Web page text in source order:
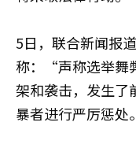
5日，联合新闻报
称：“声称选举舞
架和袭击，发生
暴者进行严厉惩处。